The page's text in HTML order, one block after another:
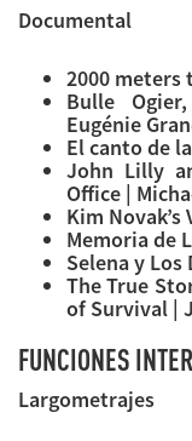
Documental
2000 meters
Bulle
Eugénie
El canto de
John Lilly
Office |
Kim
Memoria de
Selena y Los
The True
of Survival |
FUNCIONES
Largometrajes